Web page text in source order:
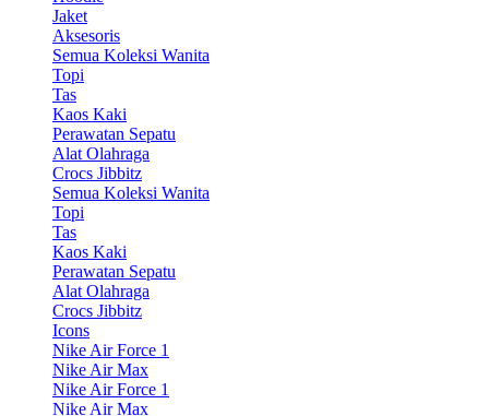
Jaket
Aksesoris
Semua Koleksi Wanita
Topi
Tas
Kaos Kaki
Perawatan Sepatu
Alat Olahraga
Crocs Jibbitz
Semua Koleksi Wanita
Topi
Tas
Kaos Kaki
Perawatan Sepatu
Alat Olahraga
Crocs Jibbitz
Icons
Nike Air Force 1
Nike Air Max
Nike Air Force 1
Nike Air Max